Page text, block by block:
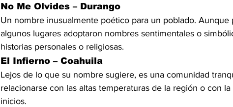
No Me Olvides – Durango
Un nombre inusualmente poético para un poblado.
algunos lugares adoptaron nombres sentimentales o
historias personales o religiosas.
El Infierno – Coahuila
Lejos de lo que su nombre sugiere, es una comunidad
relacionarse con las altas temperaturas de la región o con
inicios.